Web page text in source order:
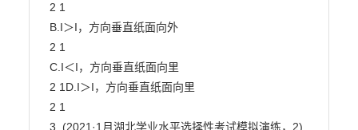
2 1
B.I＞I，方向垂直纸面向外
2 1
C.I＜I，方向垂直纸面向里
2 1D.I＞I，方向垂直纸面向里
2 1
3. (2021·1月湖北学业水平选择性考试模拟演练，2)